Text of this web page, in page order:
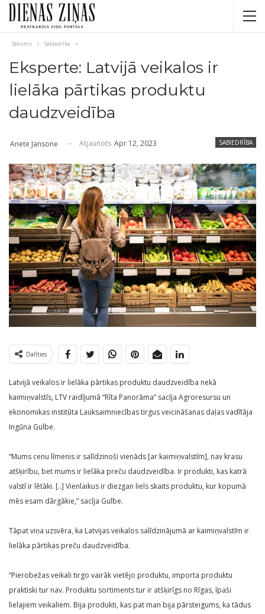
Sākums Sabiedrība
Eksperte: Latvijā veikalos ir
lielāka pārtikas produktu
daudzveidība
SABIEDRĪBA
Anete Jansone Atjaunots Apr 12, 2023
Dalīties
Latvijā veikalos ir lielāka pārtikas produktu daudzveidība nekā
kaimiņvalstīs, LTV raidījumā “Rīta Panorāma” sacīja Agroresursu un
ekonomikas institūta Lauksaimniecības tirgus veicināšanas daļas vadītāja
Ingūna Gulbe.
“Mums cenu līmenis ir salīdzinoši vienāds [ar kaimiņvalstīm], nav krasu
atšķirību, bet mums ir lielāka preču daudzveidība. Ir produkti, kas katrā
valstī ir lētāki. [..] Vienlaikus ir diezgan liels skaits produktu, kur kopumā
mēs esam dārgākie,” sacīja Gulbe.
Tāpat viņa uzsvēra, ka Latvijas veikalos salīdzinājumā ar kaimiņvalstīm ir
lielāka pārtikas preču daudzveidība.
“Pierobežas veikali tirgo vairāk vietējo produktu, importa produktu
praktiski tur nav. Produktu sortiments tur ir atšķirīgs no Rīgas, īpaši
lielajiem veikaliem. Bija produkti, kas pat man bija pārsteigums, ka tādus